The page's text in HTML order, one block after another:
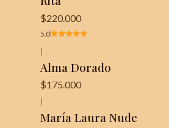
$220.000
5.0
|
Alma Dorado
$175.000
María Laura Nude